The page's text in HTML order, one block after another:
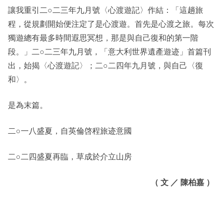
讓我重引二○二三年九月號〈心渡遊記〉作結：「這趟旅
程，從規劃開始便注定了是心渡遊。首先是心渡之旅。每次
獨遊總有最多時間遐思冥想，那是與自己復和的第一階
段。」二○二三年九月號，「意大利世界遺產遊迹」首篇刊
出，始揭〈心渡遊記〉；二○二四年九月號，與自己〈復
和〉。
是為末篇。
二○一八盛夏，自英倫啓程旅迹意國
二○二四盛夏再臨，草成於介立山房
（ 文 ／ 陳柏嘉 ）